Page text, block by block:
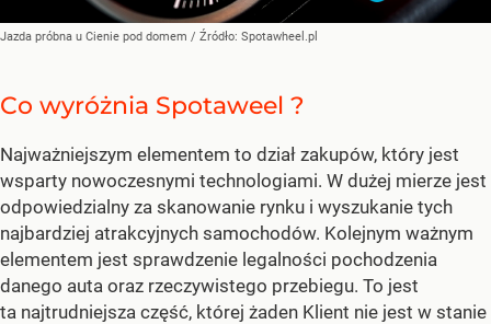
Jazda próbna u Cienie pod domem / Źródło: Spotawheel.pl
Co wyróżnia Spotaweel ?
Najważniejszym elementem to dział zakupów, który jest
wsparty nowoczesnymi technologiami. W dużej mierze jest
odpowiedzialny za skanowanie rynku i wyszukanie tych
najbardziej atrakcyjnych samochodów. Kolejnym ważnym
elementem jest sprawdzenie legalności pochodzenia
danego auta oraz rzeczywistego przebiegu. To jest
ta najtrudniejsza część, której żaden Klient nie jest w stanie